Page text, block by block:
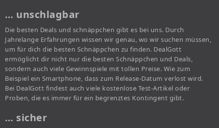
… unschlagbar
Die besten Deals und schnäppchen gibt es bei uns. Durch
Jahrelange Erfahrungen wissen wir genau, wo wir suchen müssen,
um für dich die besten Schnäppchen zu finden. DealGott
ermöglicht dir nicht nur die besten Schnäppchen und Deals,
sondern auch viele Gewinnspiele mit tollen Preise. Wie zum
Beispiel ein Smartphone, dass zum Release-Datum verlost wird.
Bei DealGott findest auch viele kostenlose Test-Artikel oder
Proben, die es immer für ein begrenztes Kontingent gibt.
… sicher